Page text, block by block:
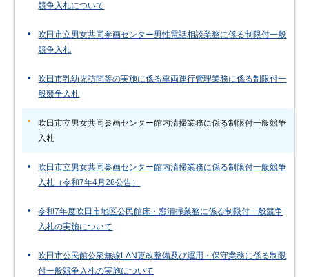
競争入札について
吹田市立男女共同参画センター男性電話相談業務に係る制限付一般
競争入札
吹田市乳幼児訪問等の実施に係る車両運行管理業務に係る制限付一
般競争入札
吹田市立男女共同参画センター館内清掃業務に係る制限付一般競争
入札
吹田市立男女共同参画センター館内清掃業務に係る制限付一般競争
入札（令和7年4月28公告）
令和7年度吹田市地区公民館床・窓清掃業務に係る制限付一般競争
入札の実施について
吹田市公民館公衆無線LAN更改整備及び運用・保守業務に係る制限
付一般競争入札の実施について